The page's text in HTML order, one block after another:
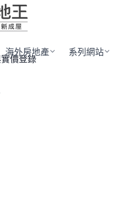
海外房地產 系列網站
價登錄